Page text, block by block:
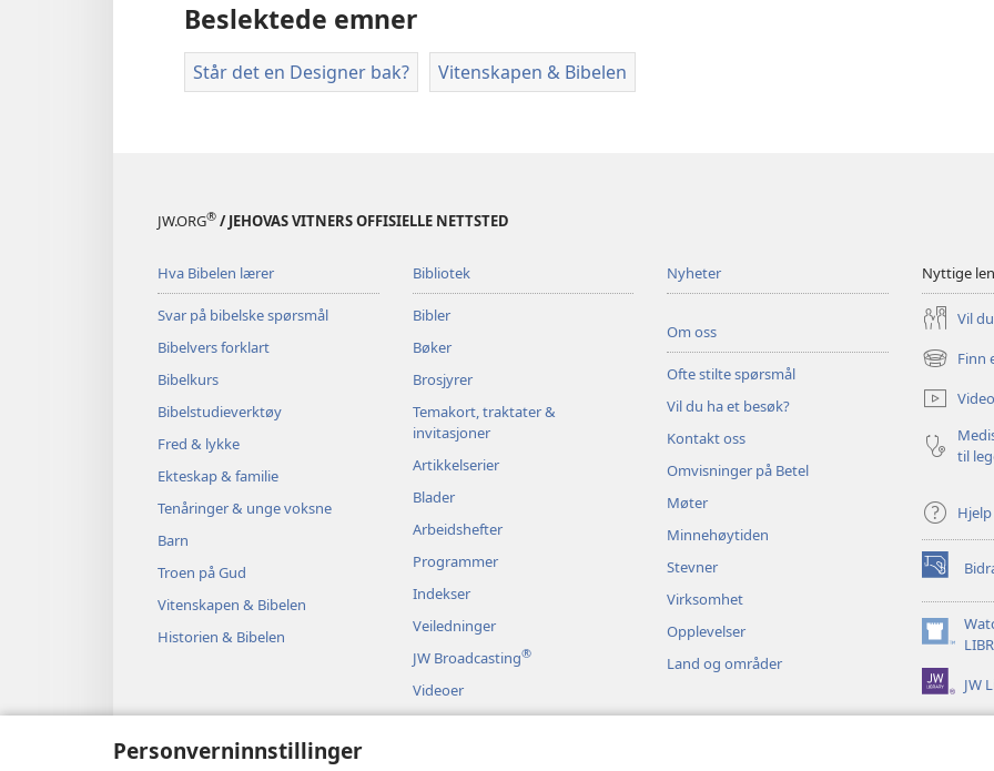
Personverninnstillinger
Beslektede emner
Står det en Designer bak? Vitenskapen & Bibelen
JW.ORG® / JEHOVAS VITNERS OFFISIELLE NETTSTED
Hva Bibelen lærer
Svar på bibelske spørsmål
Bibelvers forklart
Bibelkurs
Bibelstudieverktøy
Fred & lykke
Ekteskap & familie
Tenåringer & unge voksne
Barn
Troen på Gud
Vitenskapen & Bibelen
Historien & Bibelen
Bibliotek
Bibler
Bøker
Brosjyrer
Temakort, traktater &
invitasjoner
Artikkelserier
Blader
Arbeidshefter
Programmer
Indekser
Veiledninger
JW Broadcasting®
Videoer
Musikk
Nyheter
Om oss
Ofte stilte spørsmål
Vil du ha et besøk?
Kontakt oss
Omvisninger på Betel
Møter
Minnehøytiden
Stevner
Virksomhet
Opplevelser
Land og områder
Nyttige
Vil
Finn
(åpner
nytt
vindu)
til
Hjelp
(åpner
nytt
vindu)
(åpner
nytt
vindu) JW